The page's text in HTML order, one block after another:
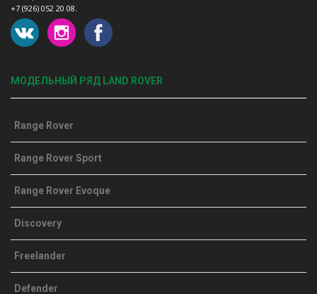
+7 (926) 052 20 08.
МОДЕЛЬНЫЙ РЯД LAND ROVER
Range Rover
Range Rover Sport
Range Rover Evoque
Discovery
Freelander
Defender